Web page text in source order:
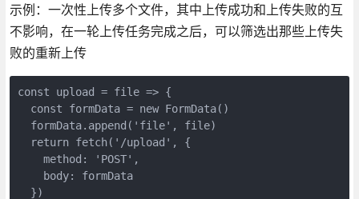
示例：一次性上传多个文件，其中上传成功和上传失败的互
不影响，在一轮上传任务完成之后，可以筛选出那些上传失
败的重新上传
const upload = file => {
  const formData = new FormData()
  formData.append('file', file)
  return fetch('/upload', {
    method: 'POST',
    body: formData
  })